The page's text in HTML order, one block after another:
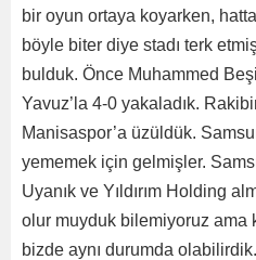
bir oyun ortaya koyarken,
böyle biter diye stadı terk
bulduk. Önce Muhammed
Yavuz’la 4-0 yakaladık.
Manisaspor’a üzüldük.
yememek için gelmişler.
Uyanık ve Yıldırım Holding
olur muyduk bilemiyoruz ama
bizde aynı durumda olabilirdik.